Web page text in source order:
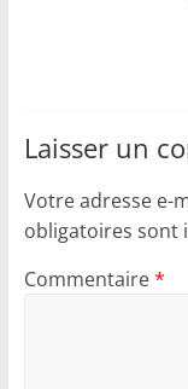
Laisser un
Votre adresse e-
obligatoires sont
Commentaire*